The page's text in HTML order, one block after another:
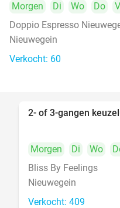
Morgen Di Wo Do
Doppio Espresso
Nieuwegein
Verkocht: 60
2- of 3-gangen
Morgen Di Wo
Bliss By Feelings
Nieuwegein
Verkocht: 409